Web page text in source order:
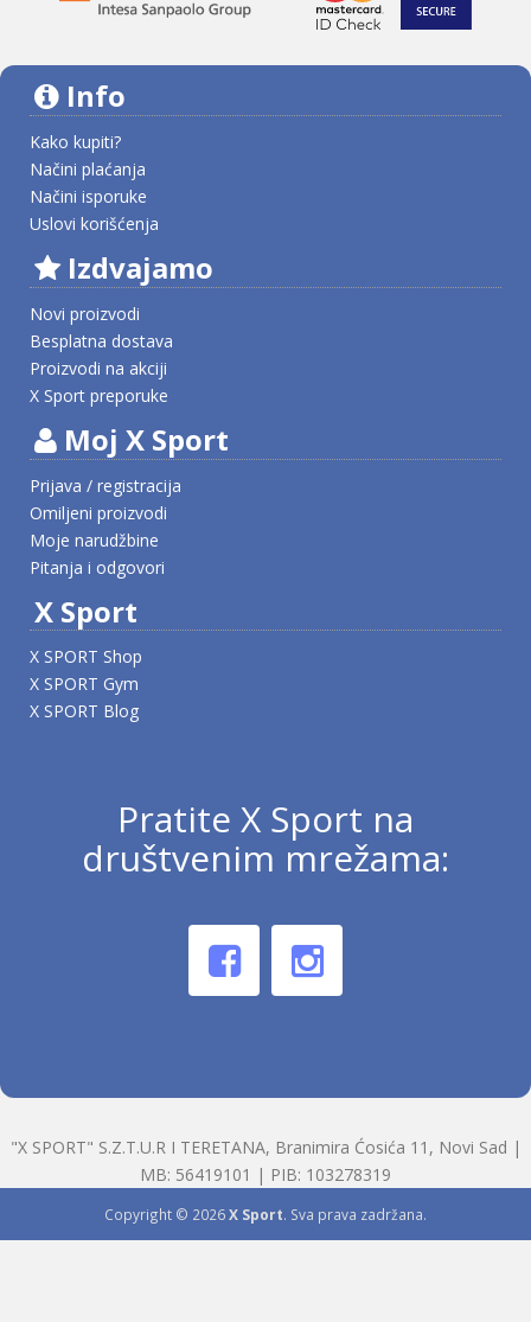
Info
Kako kupiti?
Načini plaćanja
Načini isporuke
Uslovi korišćenja
Izdvajamo
Novi proizvodi
Besplatna dostava
Proizvodi na akciji
X Sport preporuke
Moj X Sport
Prijava / registracija
Omiljeni proizvodi
Moje narudžbine
Pitanja i odgovori
X Sport
X SPORT Shop
X SPORT Gym
X SPORT Blog
Pratite X Sport na
društvenim mrežama:
"X SPORT" S.Z.T.U.R I TERETANA, Branimira Ćosića 11, Novi Sad |
MB: 56419101 | PIB: 103278319
Copyright © 2026X Sport. Sva prava zadržana.